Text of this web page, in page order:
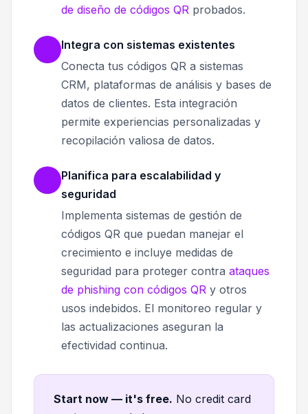
de diseño de códigos QR probados.
Integra con sistemas existentes
Conecta tus códigos QR a sistemas
CRM, plataformas de análisis y bases de
datos de clientes. Esta integración
permite experiencias personalizadas y
recopilación valiosa de datos.
Planifica para escalabilidad y
seguridad
Implementa sistemas de gestión de
códigos QR que puedan manejar el
crecimiento e incluye medidas de
seguridad para proteger contra ataques
de phishing con códigos QR y otros
usos indebidos. El monitoreo regular y
las actualizaciones aseguran la
efectividad continua.
Start now — it's free. No credit card